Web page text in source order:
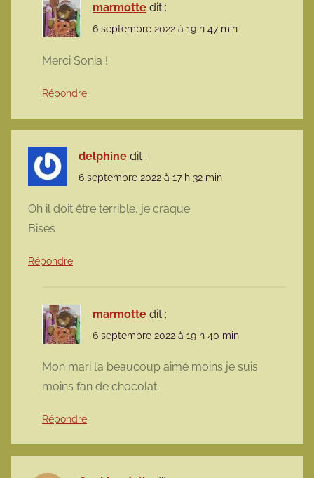
marmotte dit :
6 septembre 2022 à 19 h 47 min
Merci Sonia !
Répondre
delphine dit :
6 septembre 2022 à 17 h 32 min
Oh il doit être terrible, je craque
Bises
Répondre
marmotte dit :
6 septembre 2022 à 19 h 40 min
Mon mari l’a beaucoup aimé moins je suis
moins fan de chocolat.
Répondre